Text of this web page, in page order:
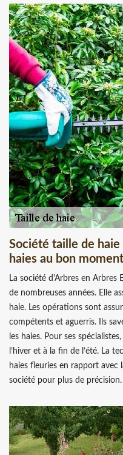
Société taille de haie
haies au bon moment
La société d'Arbres en Arbres
de nombreuses années. Elle
haie. Les opérations sont
compétents et aguerris. Ils
les haies. Pour ses
l’hiver et à la fin de l’été. La
haies fleuries en rapport avec
société pour plus de précision.